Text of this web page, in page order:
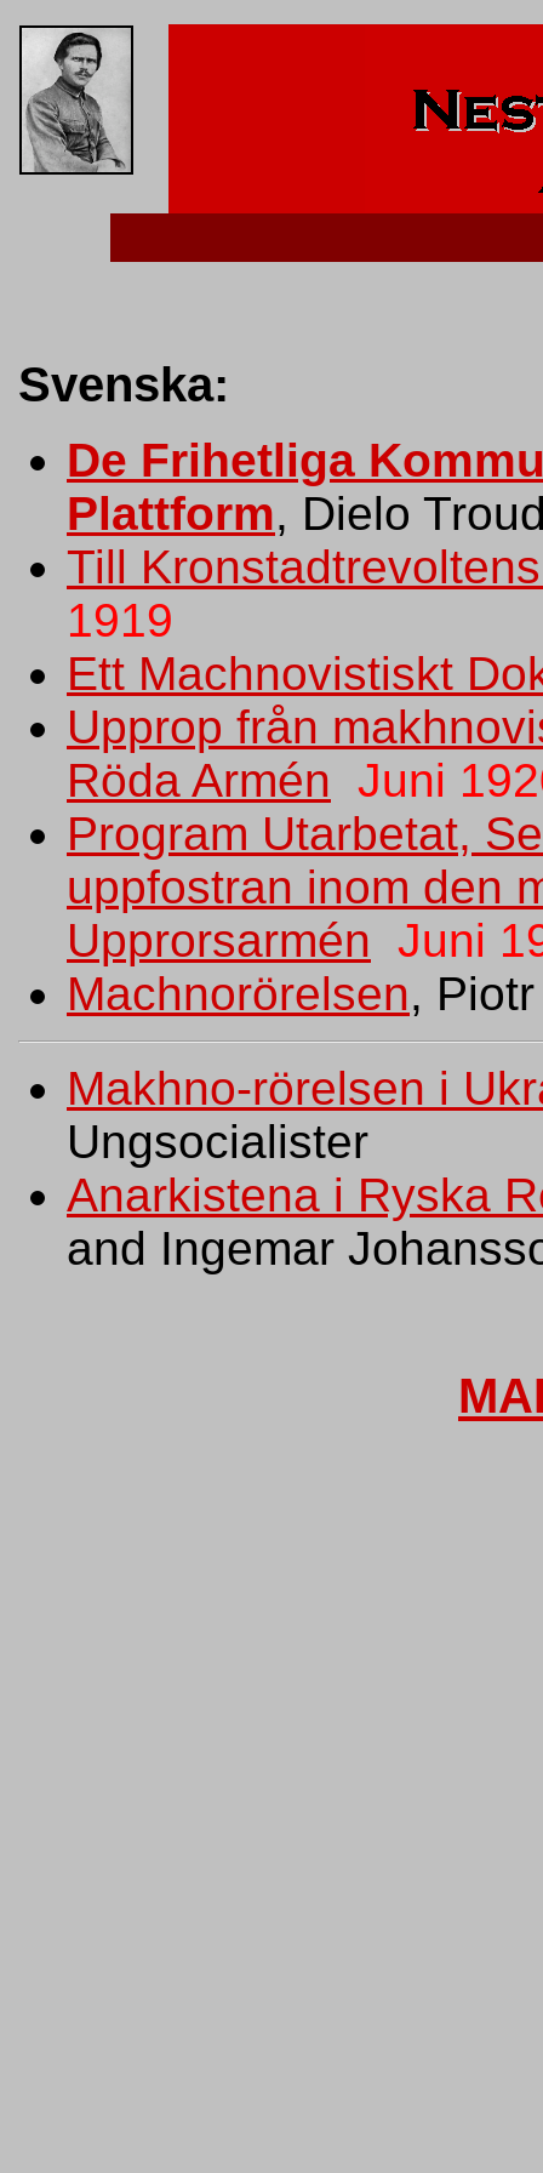
Svenska:
De Frihetliga
Plattform, Dielo
Till
1919
Ett Machnovistiskt
Upprop från
Röda Armén Juni
Program Utarbetat,
uppfostran inom den
Upprorsarmén Juni
Machnorörelsen,
Makhno-rörelsen i
Ungsocialister
Anarkistena i Ryska
and Ingemar